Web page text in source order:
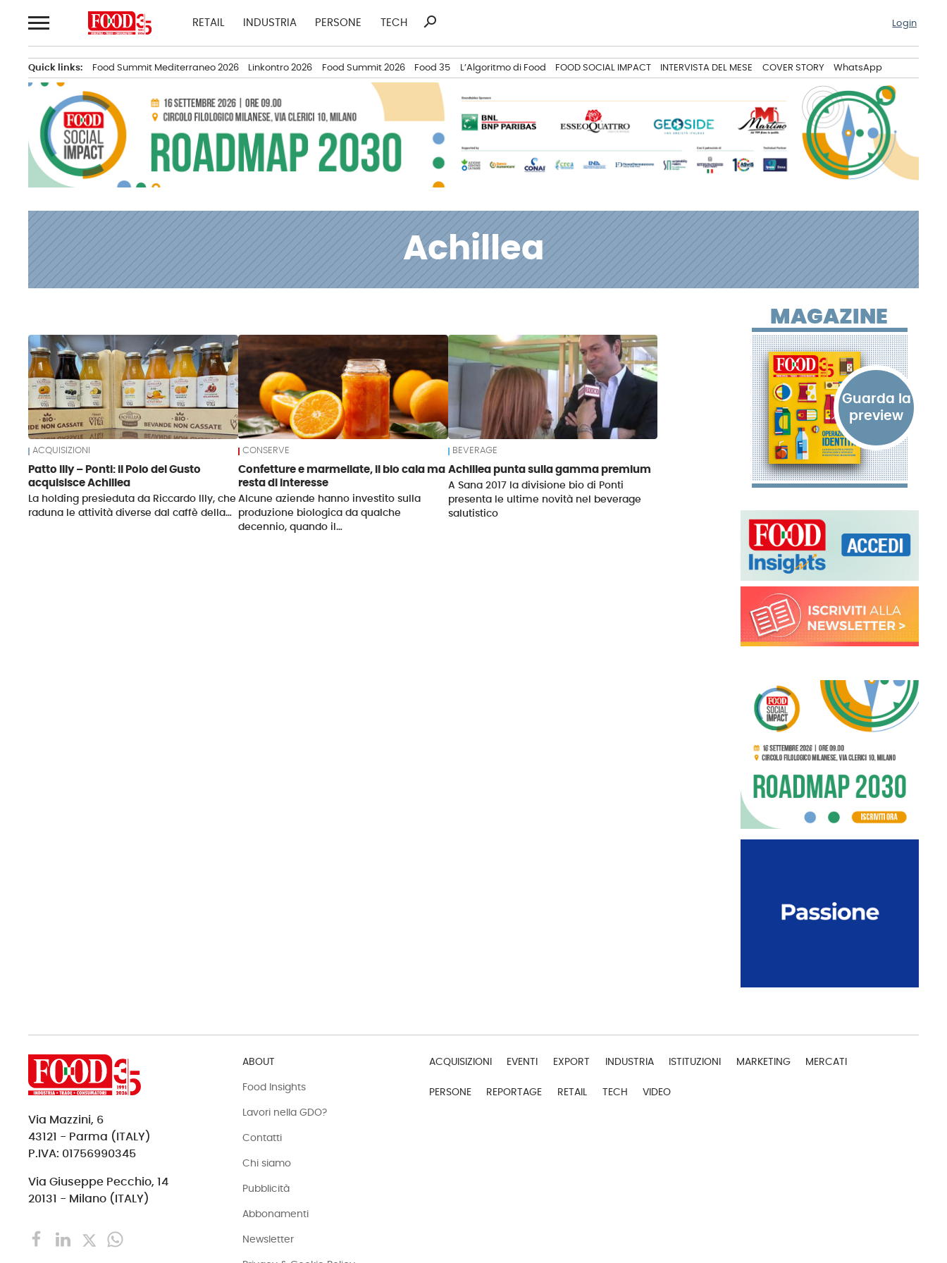
al
RETAIL INDUSTRIA PERSONE TECH
Ricerca
search Login
Quick links: Food Summit Mediterraneo 2026 Linkontro 2026 Food Summit 2026 Food 35 L’Algoritmo di Food FOOD SOCIAL IMPACT INTERVISTA DEL MESE COVER STORY WhatsApp
Achillea
News
ACQUISIZIONI
Patto Illy – Ponti: il Polo del Gusto
acquisisce Achillea
La holding presieduta da Riccardo Illy, che
raduna le attività diverse dal caffè della…
CONSERVE
Confetture e marmellate, il bio cala ma
resta di interesse
Alcune aziende hanno investito sulla
produzione biologica da qualche
decennio, quando il…
BEVERAGE
Achillea punta sulla gamma premium
A Sana 2017 la divisione bio di Ponti
presenta le ultime novità nel beverage
salutistico
MAGAZINE
Via Mazzini, 6
43121 - Parma (ITALY)
P.IVA: 01756990345
Via Giuseppe Pecchio, 14
20131 - Milano (ITALY)
ABOUT
Food Insights
Lavori nella GDO?
Contatti
Chi siamo
Pubblicità
Abbonamenti
Newsletter
ACQUISIZIONI EVENTI EXPORT INDUSTRIA ISTITUZIONI MARKETING MERCATI
PERSONE REPORTAGE RETAIL TECH VIDEO